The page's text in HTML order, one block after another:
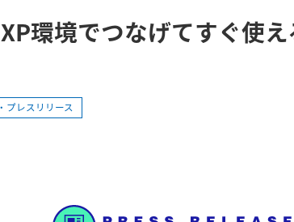
環境でつなげてすぐ使
プレスリリース